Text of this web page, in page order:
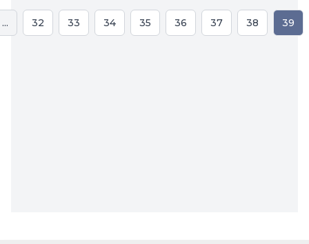
... 32 33 34 35 36 37 38 39